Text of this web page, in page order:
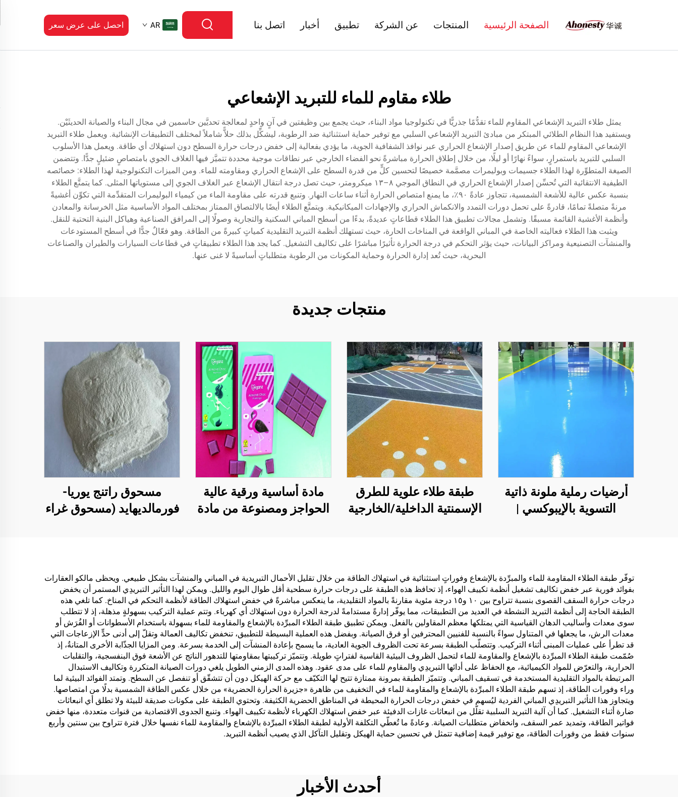
الصفحة الرئيسية المنتجات عن الشركة تطبيق أخبار اتصل بنا AR احصل على عرض سعر
طلاء مقاوم للماء للتبريد الإشعاعي
يمثل طلاء التبريد الإشعاعي المقاوم للماء تقدُّمًا جذريًّا في تكنولوجيا مواد البناء، حيث يجمع بين وظيفتين في آنٍ واحدٍ لمعالجة تحديَّين حاسمين في مجال البناء والصيانة الحديثَيْن.
ويستفيد هذا النظام الطلائي المبتكر من مبادئ التبريد الإشعاعي السلبي مع توفير حماية استثنائية ضد الرطوبة، ليشكِّل بذلك حلاًّ شاملاً لمختلف التطبيقات الإنشائية. ويعمل طلاء التبريد
الإشعاعي المقاوم للماء عن طريق إصدار الإشعاع الحراري عبر نوافذ الشفافية الجوية، ما يؤدي بفعالية إلى خفض درجات حرارة السطح دون استهلاك أي طاقة. ويعمل هذا الأسلوب
السلبي للتبريد باستمرارٍ، سواءً نهارًا أو ليلًا، من خلال إطلاق الحرارة مباشرةً نحو الفضاء الخارجي عبر نطاقات موجية محددة تتميَّز فيها الغلاف الجوي بامتصاصٍ ضئيلٍ جدًّا. وتتضمن
الصيغة المتطوِّرة لهذا الطلاء جسيمات وبوليمرات مصمَّمة خصيصًا لتحسين كلٍّ من قدرة السطح على الإشعاع الحراري ومقاومته للماء. ومن الميزات التكنولوجية لهذا الطلاء: خصائصه
الطيفية الانتقائية التي تُحسِّن إصدار الإشعاع الحراري في النطاق الموجي ٨–١٣ ميكرومتر، حيث تصل درجة انتقال الإشعاع عبر الغلاف الجوي إلى مستوياتها المثلى. كما يتمتَّع الطلاء
بنسبة عكس عالية للأشعة الشمسية، تتجاوز عادةً ٩٠٪، ما يمنع امتصاص الحرارة أثناء ساعات النهار. وتنبع قدرته على مقاومة الماء من كيمياء البوليمرات المتقدِّمة التي تكوِّن أغشيةً
مرنةً متصلةً تمامًا، قادرةً على تحمل دورات التمدد والانكماش الحراري والإجهادات الميكانيكية. ويتمتَّع الطلاء أيضًا بالالتصاق الممتاز بمختلف المواد الأساسية مثل الخرسانة والمعادن
وأنظمة الأغشية القائمة مسبقًا. وتشمل مجالات تطبيق هذا الطلاء قطاعاتٍ عديدةً، بدءًا من أسطح المباني السكنية والتجارية وصولًا إلى المرافق الصناعية وهياكل البنية التحتية للنقل.
ويثبت هذا الطلاء فعاليته الخاصة في المباني الواقعة في المناخات الحارة، حيث تستهلك أنظمة التبريد التقليدية كمياتٍ كبيرةً من الطاقة. وهو فعّالٌ جدًّا في أسطح المستودعات
والمنشآت التصنيعية ومراكز البيانات، حيث يؤثر التحكم في درجة الحرارة تأثيرًا مباشرًا على تكاليف التشغيل. كما يجد هذا الطلاء تطبيقاتٍ في قطاعات السيارات والطيران والصناعات
البحرية، حيث تُعد إدارة الحرارة وحماية المكونات من الرطوبة متطلباتٍ أساسيةً لا غنى عنها.
منتجات جديدة
أرضيات رملية ملونة ذاتية
التسوية بالإيبوكسي |
طبقة طلاء علوية للطرق
الإسمنتية الداخلية/الخارجية
للأسفلت، وإعادة تجديد
البولي يوريثان السيليكوني،
وخلائط PMA، وحبيبات
EPDM، والركائز الإيبوكسية
القابلة للذوبان في الماء أو
الزيت، والرخام، وبلاط
الأرضيات، والخرسانة
المسامية، وتطبيقات
المركبات وغيرها
مادة أساسية ورقية عالية
الحواجز ومصنوعة من مادة
والشوكولاتة والمعجنات
والتوابل
مسحوق راتنج يوريا-
فورمالديهايد (مسحوق غراء
الخشب الرقائقي متعدد
الطبقات، والألواح الخشبية
الدقيقة، والألواح الصديقة
للبيئة، وألواح الحبيبات
المغشاة بطبقة خشبية،
وغيرها.
توفّر طبقة الطلاء المقاومة للماء والمبرِّدة بالإشعاع وفوراتٍ استثنائية في استهلاك الطاقة من خلال تقليل الأحمال التبريدية في المباني والمنشآت بشكل طبيعي. ويحظى مالكو العقارات
بفوائد فورية عبر خفض تكاليف تشغيل أنظمة تكييف الهواء، إذ تحافظ هذه الطبقة على درجات حرارة سطحية أقل طوال اليوم والليل. ويمكن لهذا التأثير التبريدِي المستمر أن يخفض
درجات حرارة السقف القصوى بنسبة تتراوح بين ١٠ و١٥ درجة مئوية مقارنةً بالمواد التقليدية، ما ينعكس مباشرةً في خفض استهلاك الطاقة لأنظمة التحكم في المناخ. كما تلغي هذه
الطبقة الحاجة إلى أنظمة التبريد النشطة في العديد من التطبيقات، مما يوفّر إدارةً مستدامةً لدرجة الحرارة دون استهلاك أي كهرباء. وتتم عملية التركيب بسهولةٍ مذهلة، إذ لا تتطلب
سوى معدات وأساليب الدهان القياسية التي يمتلكها معظم المقاولين بالفعل. ويمكن تطبيق طبقة الطلاء المبرِّدة بالإشعاع والمقاومة للماء بسهولة باستخدام الأسطوانات أو الفُرَش أو
معدات الرش، ما يجعلها في المتناول سواءً بالنسبة للفنيين المحترفين أو فرق الصيانة. وبفضل هذه العملية البسيطة للتطبيق، تنخفض تكاليف العمالة وتقلّ إلى أدنى حدٍّ الإزعاجات التي
قد تطرأ على عمليات المبنى أثناء التركيب. وتتصلّب الطبقة بسرعة تحت الظروف الجوية العادية، ما يسمح بإعادة المنشآت إلى الخدمة بسرعة. ومن المزايا الجذّابة الأخرى المتانةُ، إذ
صُمّمت طبقة الطلاء المبرِّدة بالإشعاع والمقاومة للماء لتحمل الظروف البيئية القاسية لفتراتٍ طويلة. وتتميّز تركيبتها بمقاومتها للتدهور الناتج عن الأشعة فوق البنفسجية، والتقلبات
الحرارية، والتعرّض للمواد الكيميائية، مع الحفاظ على أدائها التبريدِي والمقاوم للماء على مدى عقود. وهذه المدى الزمني الطويل يلغي دورات الصيانة المتكررة وتكاليف الاستبدال
المرتبطة بالمواد التقليدية المستخدمة في تسقيف المباني. وتتميّز الطبقة بمرونة ممتازة تتيح لها التكيّف مع حركة الهيكل دون أن تتشقّق أو تنفصل عن السطح. وتمتد الفوائد البيئية لما
وراء وفورات الطاقة، إذ تسهم طبقة الطلاء المبرِّدة بالإشعاع والمقاومة للماء في التخفيف من ظاهرة «جزيرة الحرارة الحضرية» من خلال عكس الطاقة الشمسية بدلًا من امتصاصها.
ويتجاوز هذا التأثير التبريدِي المباني الفردية ليُسهم في خفض درجات الحرارة المحيطة في المناطق الحضرية الكثيفة. وتحتوي الطبقة على مكونات صديقة للبيئة ولا تطلق أي انبعاثات
ضارة أثناء التشغيل. كما أن آلية التبريد السلبية تقلّل من انبعاثات غازات الدفيئة عبر خفض استهلاك الكهرباء لأنظمة تكييف الهواء. وتنبع الجدوى الاقتصادية من قنوات متعددة، منها خفض
فواتير الطاقة، وتمديد عمر السقف، وانخفاض متطلبات الصيانة. وعادةً ما تُغطّي التكلفة الأولية لطبقة الطلاء المبرِّدة بالإشعاع والمقاومة للماء نفسها خلال فترة تتراوح بين سنتين وأربع
سنوات فقط من وفورات الطاقة، مع توفير قيمة إضافية تتمثل في تحسين حماية الهيكل وتقليل التآكل الذي يصيب أنظمة التبريد.
أحدث الأخبار